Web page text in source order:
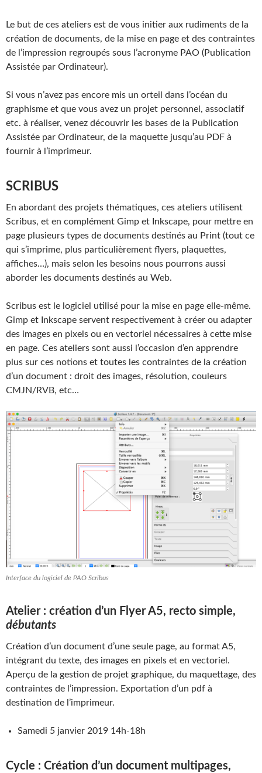
Le but de ces ateliers est de vous initier aux rudiments de la
création de documents, de la mise en page et des contraintes
de l’impression regroupés sous l’acronyme PAO (Publication
Assistée par Ordinateur).
Si vous n’avez pas encore mis un orteil dans l’océan du
graphisme et que vous avez un projet personnel, associatif
etc. à réaliser, venez découvrir les bases de la Publication
Assistée par Ordinateur, de la maquette jusqu’au PDF à
fournir à l’imprimeur.
SCRIBUS
En abordant des projets thématiques, ces ateliers utilisent
Scribus, et en complément Gimp et Inkscape, pour mettre en
page plusieurs types de documents destinés au Print (tout ce
qui s’imprime, plus particulièrement flyers, plaquettes,
affiches…), mais selon les besoins nous pourrons aussi
aborder les documents destinés au Web.
Scribus est le logiciel utilisé pour la mise en page elle-même.
Gimp et Inkscape servent respectivement à créer ou adapter
des images en pixels ou en vectoriel nécessaires à cette mise
en page. Ces ateliers sont aussi l’occasion d’en apprendre
plus sur ces notions et toutes les contraintes de la création
d’un document : droit des images, résolution, couleurs
CMJN/RVB, etc…
Interface du logiciel de PAO Scribus
Atelier : création d’un Flyer A5, recto simple,
débutants
Création d’un document d’une seule page, au format A5,
intégrant du texte, des images en pixels et en vectoriel.
Aperçu de la gestion de projet graphique, du maquettage, des
contraintes de l’impression. Exportation d’un pdf à
destination de l’imprimeur.
Samedi 5 janvier 2019 14h-18h
Cycle : Création d’un document multipages,